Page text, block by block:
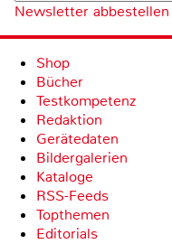
Newsletter abbestellen
Shop
Bücher
Testkompetenz
Redaktion
Gerätedaten
Bildergalerien
Kataloge
RSS-Feeds
Topthemen
Editorials